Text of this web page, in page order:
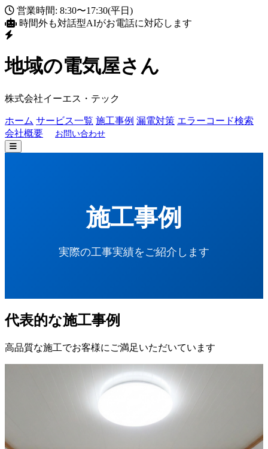
営業時間: 8:30〜17:30(平日)
時間外も対話型AIがお電話に対応します
地域の電気屋さん
株式会社イーエス・テック
ホーム サービス一覧 施工事例 漏電対策 エラーコード検索
会社概要
お問い合わせ
施工事例
実際の工事実績をご紹介します
代表的な施工事例
高品質な施工でお客様にご満足いただいています